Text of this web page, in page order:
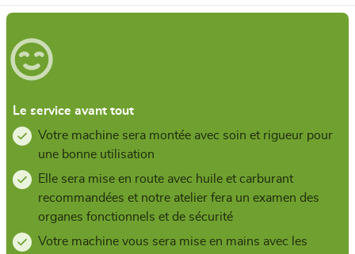
Le service avant tout
Votre machine sera montée avec soin et rigueur pour
une bonne utilisation
Elle sera mise en route avec huile et carburant
recommandées et notre atelier fera un examen des
organes fonctionnels et de sécurité
Votre machine vous sera mise en mains avec les